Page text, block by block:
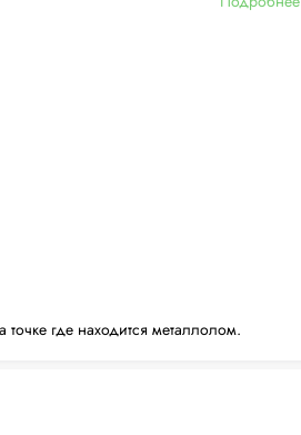
где находится металлолом.